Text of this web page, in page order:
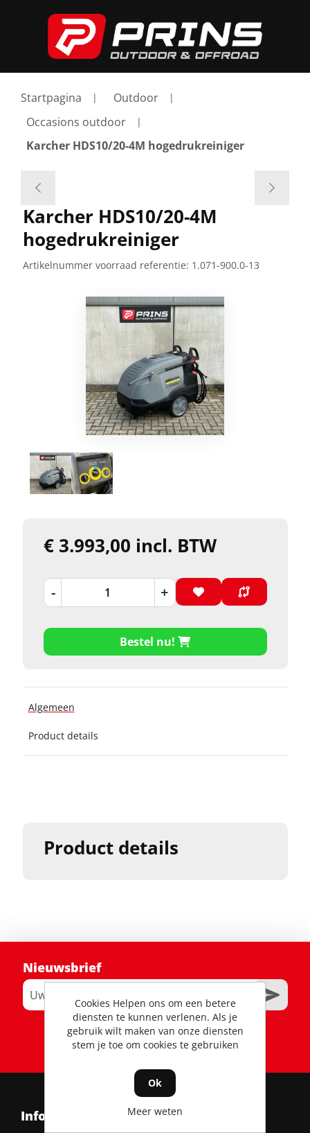
Startpagina
Outdoor
Occasions outdoor
Karcher HDS10/20-4M hogedrukreiniger
Product details
Karcher HDS10/20-4M
hogedrukreiniger
Artikelnummer voorraad referentie: 1.071-900.0-13
€ 3.993,00 incl. BTW
- +
Bestel nu!
Algemeen
Product details
Nieuwsbrief
RSS
Informatie
Cookies Helpen ons om een betere
diensten te kunnen verlenen. Als je
gebruik wilt maken van onze diensten
stem je toe om cookies te gebruiken
Ok
Meer weten